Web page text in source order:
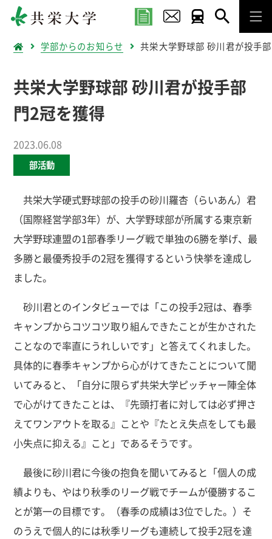
学部からのお知らせ 共栄大学野球部 砂川君が投手
共栄大学野球部 砂川君が投手部
門2冠を獲得
2023.06.08
部活動
共栄大学硬式野球部の投手の砂川羅杏（らいあん）君
（国際経営学部3年）が、大学野球部が所属する東京新
大学野球連盟の1部春季リーグ戦で単独の6勝を挙げ、最
多勝と最優秀投手の2冠を獲得するという快挙を達成し
ました。
砂川君とのインタビューでは「この投手2冠は、春季
キャンプからコツコツ取り組んできたことが生かされた
ことなので率直にうれしいです」と答えてくれました。
具体的に春季キャンプから心がけてきたことについて聞
いてみると、「自分に限らず共栄大学ピッチャー陣全体
で心がけてきたことは、『先頭打者に対しては必ず押さ
えてワンアウトを取る』ことや『たとえ失点をしても最
小失点に抑える』こと」であるそうです。
最後に砂川君に今後の抱負を聞いてみると「個人の成
績よりも、やはり秋季のリーグ戦でチームが優勝するこ
とが第一の目標です。（春季の成績は3位でした。）そ
のうえで個人的には秋季リーグも連続して投手2冠を達